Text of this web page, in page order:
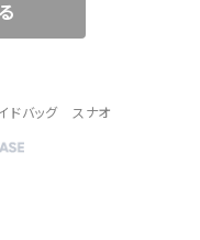
バッグ スナオ